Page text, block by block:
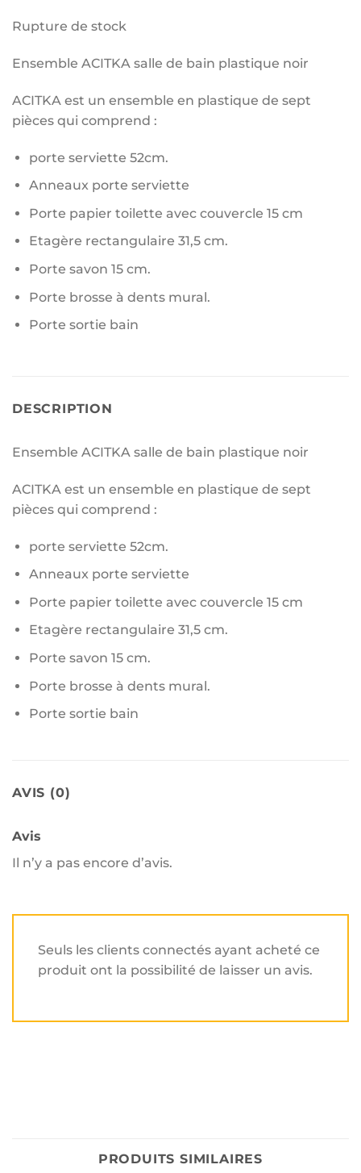
Rupture de stock
Ensemble ACITKA salle de bain plastique noir
ACITKA est un ensemble en plastique de sept
pièces qui comprend :
porte serviette 52cm.
Anneaux porte serviette
Porte papier toilette avec couvercle 15 cm
Etagère rectangulaire 31,5 cm.
Porte savon 15 cm.
Porte brosse à dents mural.
Porte sortie bain
DESCRIPTION
Ensemble ACITKA salle de bain plastique noir
ACITKA est un ensemble en plastique de sept
pièces qui comprend :
porte serviette 52cm.
Anneaux porte serviette
Porte papier toilette avec couvercle 15 cm
Etagère rectangulaire 31,5 cm.
Porte savon 15 cm.
Porte brosse à dents mural.
Porte sortie bain
AVIS (0)
Avis
Il n’y a pas encore d’avis.
Seuls les clients connectés ayant acheté ce
produit ont la possibilité de laisser un avis.
PRODUITS SIMILAIRES